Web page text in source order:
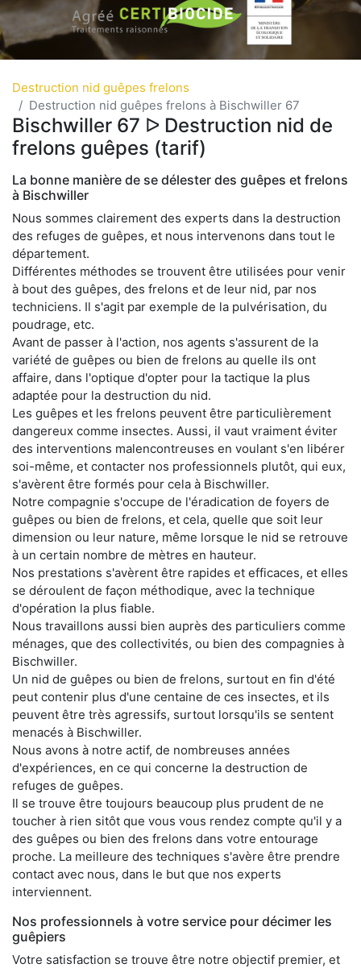
Destruction nid guêpes frelons
Destruction nid guêpes frelons à Bischwiller 67
Bischwiller 67 ᐅ Destruction nid de
frelons guêpes (tarif)
La bonne manière de se délester des guêpes et frelons
à Bischwiller
Nous sommes clairement des experts dans la destruction
des refuges de guêpes, et nous intervenons dans tout le
département.
Différentes méthodes se trouvent être utilisées pour venir
à bout des guêpes, des frelons et de leur nid, par nos
techniciens. Il s'agit par exemple de la pulvérisation, du
poudrage, etc.
Avant de passer à l'action, nos agents s'assurent de la
variété de guêpes ou bien de frelons au quelle ils ont
affaire, dans l'optique d'opter pour la tactique la plus
adaptée pour la destruction du nid.
Les guêpes et les frelons peuvent être particulièrement
dangereux comme insectes. Aussi, il vaut vraiment éviter
des interventions malencontreuses en voulant s'en libérer
soi-même, et contacter nos professionnels plutôt, qui eux,
s'avèrent être formés pour cela à Bischwiller.
Notre compagnie s'occupe de l'éradication de foyers de
guêpes ou bien de frelons, et cela, quelle que soit leur
dimension ou leur nature, même lorsque le nid se retrouve
à un certain nombre de mètres en hauteur.
Nos prestations s'avèrent être rapides et efficaces, et elles
se déroulent de façon méthodique, avec la technique
d'opération la plus fiable.
Nous travaillons aussi bien auprès des particuliers comme
ménages, que des collectivités, ou bien des compagnies à
Bischwiller.
Un nid de guêpes ou bien de frelons, surtout en fin d'été
peut contenir plus d'une centaine de ces insectes, et ils
peuvent être très agressifs, surtout lorsqu'ils se sentent
menacés à Bischwiller.
Nous avons à notre actif, de nombreuses années
d'expériences, en ce qui concerne la destruction de
refuges de guêpes.
Il se trouve être toujours beaucoup plus prudent de ne
toucher à rien sitôt que vous vous rendez compte qu'il y a
des guêpes ou bien des frelons dans votre entourage
proche. La meilleure des techniques s'avère être prendre
contact avec nous, dans le but que nos experts
interviennent.
Nos professionnels à votre service pour décimer les
guêpiers
Votre satisfaction se trouve être notre objectif premier, et